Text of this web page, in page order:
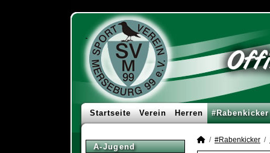
Startseite Verein Herren #Rabenkicker
A-Jugend
#Rabenkicker